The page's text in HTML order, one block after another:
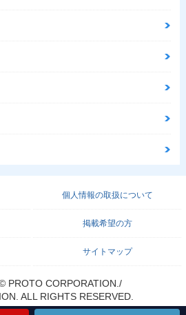
個人情報の取扱について
掲載希望の方
サイトマップ
PROTO CORPORATION./
ALL RIGHTS RESERVED.